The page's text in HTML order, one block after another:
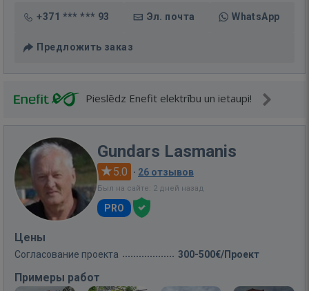
+371 *** *** 93 Эл. почта WhatsApp
Предложить заказ
Pieslēdz Enefit elektrību un ietaupi!
Gundars Lasmanis
5.0 · 26 отзывов
Был на сайте: 2 дней назад
PRO
Цены
Согласование проекта 300-500€/Проект
Примеры работ